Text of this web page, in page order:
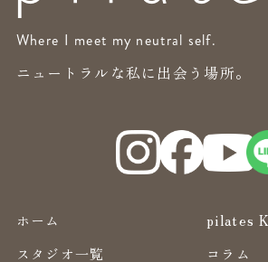
Where I meet my neutral self.
ニュートラルな私に出会う場所。
ホーム
pilates
スタジオ一覧
コラム